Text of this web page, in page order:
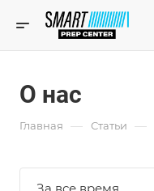
О нас
Главная — Статьи —